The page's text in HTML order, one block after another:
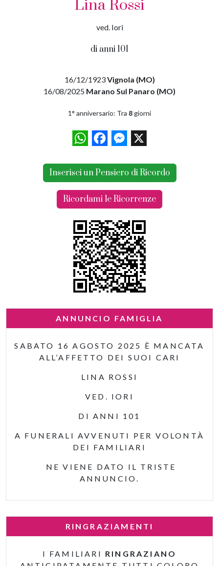
Lina Rossi
ved. Iori
di anni 101
16/12/1923Vignola (MO)
16/08/2025 Marano Sul Panaro (MO)
1° anniversario: Tra 8giorni
WhatsApp
FacebookMessenger
X
Inserisci un Pensiero di Ricordo
Ricordami le Ricorrenze
ANNUNCIO FAMIGLIA
SABATO 16 AGOSTO 2025 È MANCATA
ALL’AFFETTO DEI SUOI CARI
LINA ROSSI
VED. IORI
DI ANNI 101
A FUNERALI AVVENUTI PER VOLONTÀ
DEI FAMILIARI
NE VIENE DATO IL TRISTE
ANNUNCIO.
RINGRAZIAMENTI
I FAMILIARI RINGRAZIANO